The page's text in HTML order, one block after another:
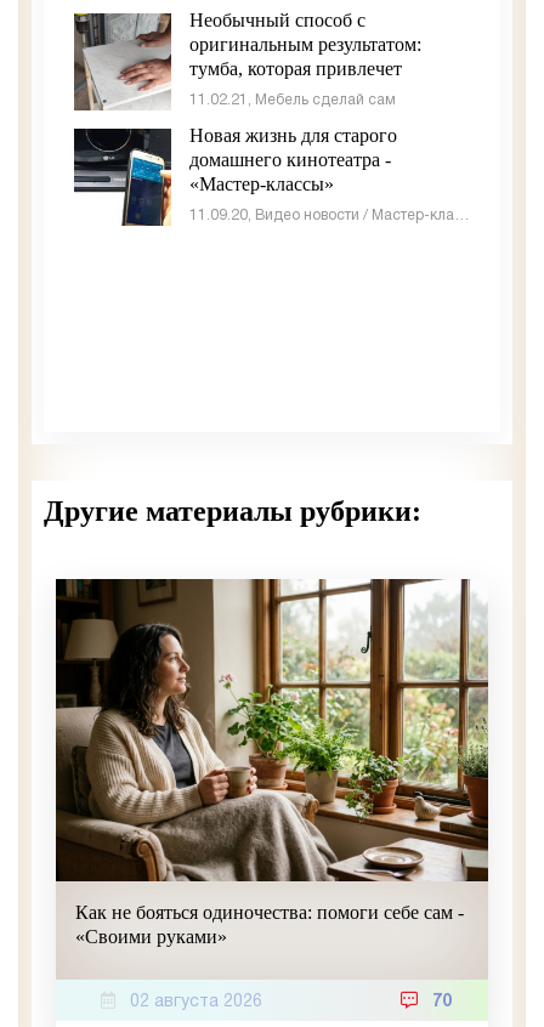
Необычный способ с
оригинальным результатом:
тумба, которая привлечет
внимания - «Мебель»
11.02.21, Мебель сделай сам
Новая жизнь для старого
домашнего кинотеатра -
«Мастер-классы»
11.09.20, Видео новости / Мастер-классы
Другие материалы рубрики:
Как не бояться одиночества: помоги себе сам -
«Своими руками»
02 августа 2026 70